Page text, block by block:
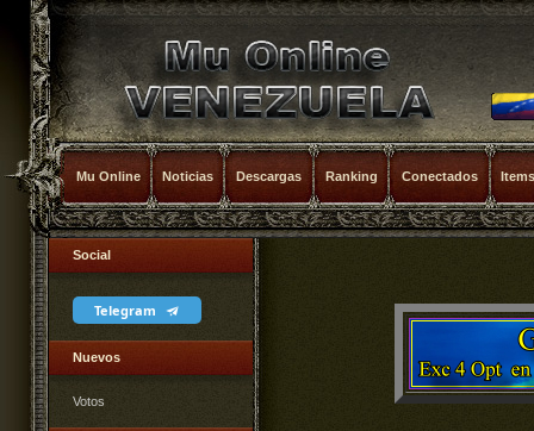
Mu Online Noticias Descargas Ranking Conectados Items
Social
Telegram
Nuevos
Votos